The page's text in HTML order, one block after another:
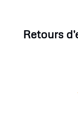
Retours